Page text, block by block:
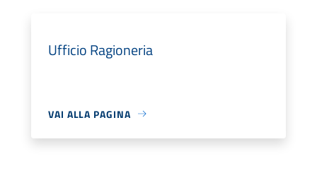
Ufficio Ragioneria
VAI ALLA PAGINA